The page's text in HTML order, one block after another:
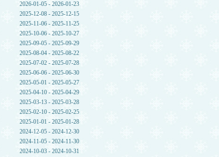
2026-01-05 - 2026-01-23
2025-12-08 - 2025-12-15
2025-11-06 - 2025-11-25
2025-10-06 - 2025-10-27
2025-09-05 - 2025-09-29
2025-08-04 - 2025-08-22
2025-07-02 - 2025-07-28
2025-06-06 - 2025-06-30
2025-05-01 - 2025-05-27
2025-04-10 - 2025-04-29
2025-03-13 - 2025-03-28
2025-02-10 - 2025-02-25
2025-01-01 - 2025-01-28
2024-12-05 - 2024-12-30
2024-11-05 - 2024-11-30
2024-10-03 - 2024-10-31